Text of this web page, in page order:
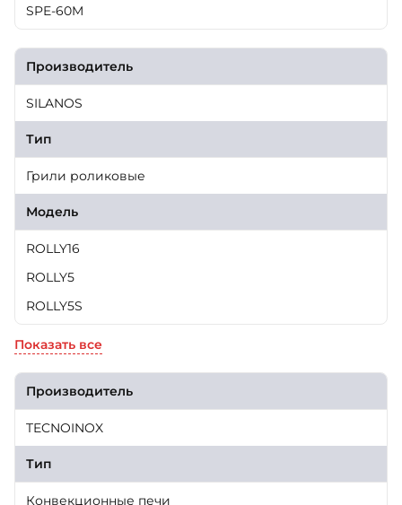
SPE-60M
Производитель
SILANOS
Тип
Грили роликовые
Модель
ROLLY16
ROLLY5
ROLLY5S
Показать все
Производитель
TECNOINOX
Тип
Конвекционные печи